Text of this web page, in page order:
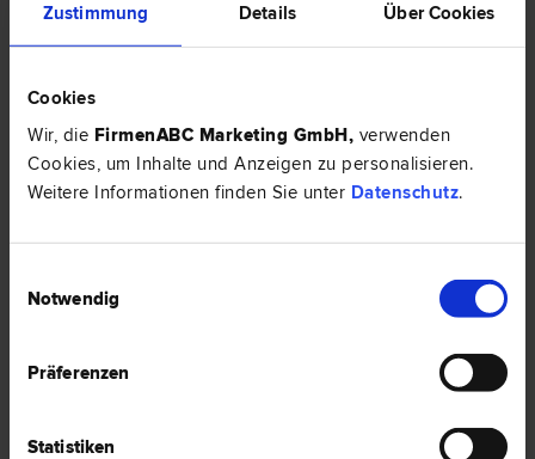
Zustimmung Details Über Cookies
Cookies
Wir, die FirmenABC Marketing GmbH, verwenden
Cookies, um Inhalte und Anzeigen zu personalisieren.
Weitere Informationen finden Sie unter Datenschutz.
Notwendig
Präferenzen
Statistiken
Schadenersatz- und Gewährleistungs­recht | Unternehmens­recht |
Urheber­recht
Wickenburggasse 26/5
5 Bewertungen